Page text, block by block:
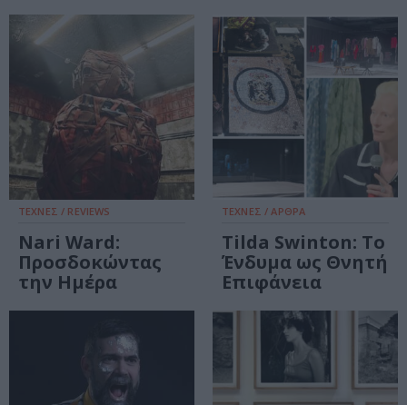
ΤΕΧΝΕΣ / REVIEWS
Nari Ward:
Προσδοκώντας
την Ημέρα
ΤΕΧΝΕΣ / ΑΡΘΡΑ
Tilda Swinton: Το
Ένδυμα ως Θνητή
Επιφάνεια